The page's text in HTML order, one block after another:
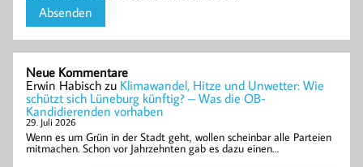
Neue Kommentare
Erwin Habisch zu Klimawandel, Hitze und Unwetter: Wie
schützt sich Lüneburg künftig? – Was die OB-
Kandidierenden vorhaben
29. Juli 2026
Wenn es um Grün in der Stadt geht, wollen scheinbar alle Parteien
mitmachen. Schon vor Jahrzehnten gab es dazu einen…